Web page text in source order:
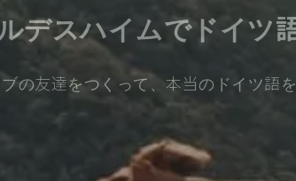
デスハイムでドイツ
の友達をつくって、本当のドイツ語